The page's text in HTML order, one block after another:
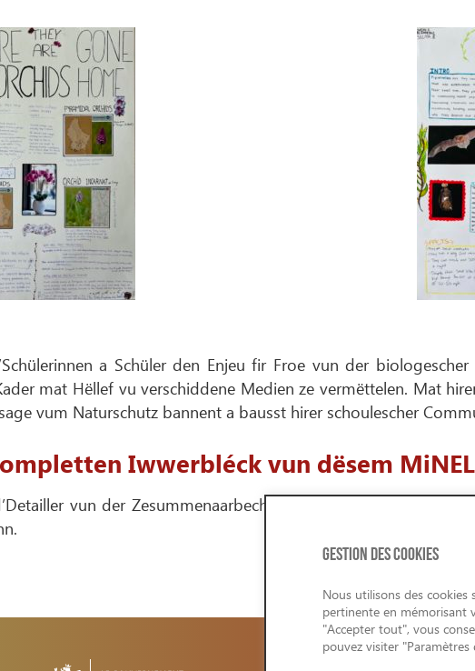
a Schüler den Enjeu fir Froe vun der
mat Hëllef vu verschiddene Medien ze vermëttelen. Mat
vum Naturschutz bannent a bausst hirer schoulescher
Iwwerbléck vun dësem
vun der Zesummenaarbecht tëscht der Minett
GESTION DES COOKIES
Nous utilisons des
pertinente en mémorisant
"Accepter tout", vous
pouvez visiter